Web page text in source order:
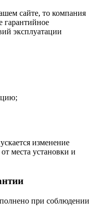
сайте, то компания
гарантийное
эксплуатации
изменение
места установки и
при соблюдении